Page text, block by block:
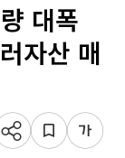
대폭
자산 매